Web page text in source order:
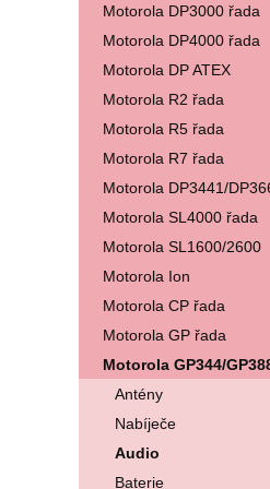
Motorola DP3000 řada
Motorola DP4000 řada
Motorola DP ATEX
Motorola R2 řada
Motorola R5 řada
Motorola R7 řada
Motorola DP3441/
Motorola SL4000 řada
Motorola SL1600/2600
Motorola Ion
Motorola CP řada
Motorola GP řada
Motorola GP344/
Antény
Nabíječe
Audio
Baterie